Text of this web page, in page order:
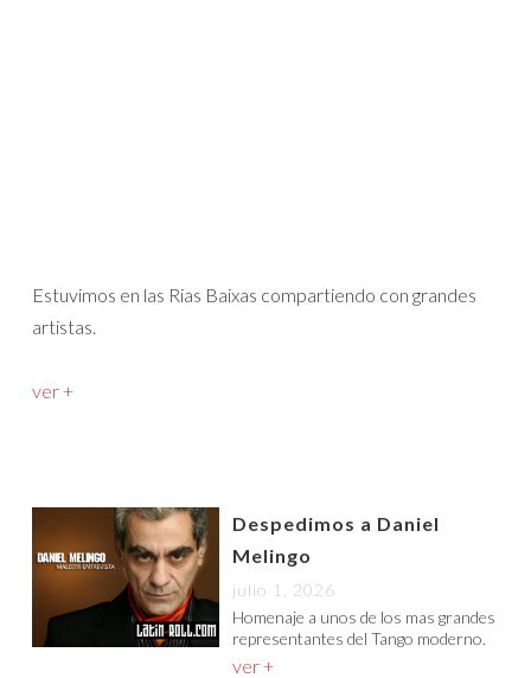
Estuvimos en las Rias Baixas compartiendo con grandes
artistas.
ver +
Despedimos a Daniel
Melingo
julio 1, 2026
Homenaje a unos de los mas grandes
representantes del Tango moderno.
ver +